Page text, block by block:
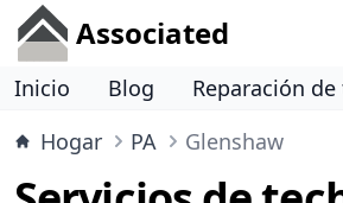
Associated
Inicio Blog
Reparación
Hogar
PA Glenshaw